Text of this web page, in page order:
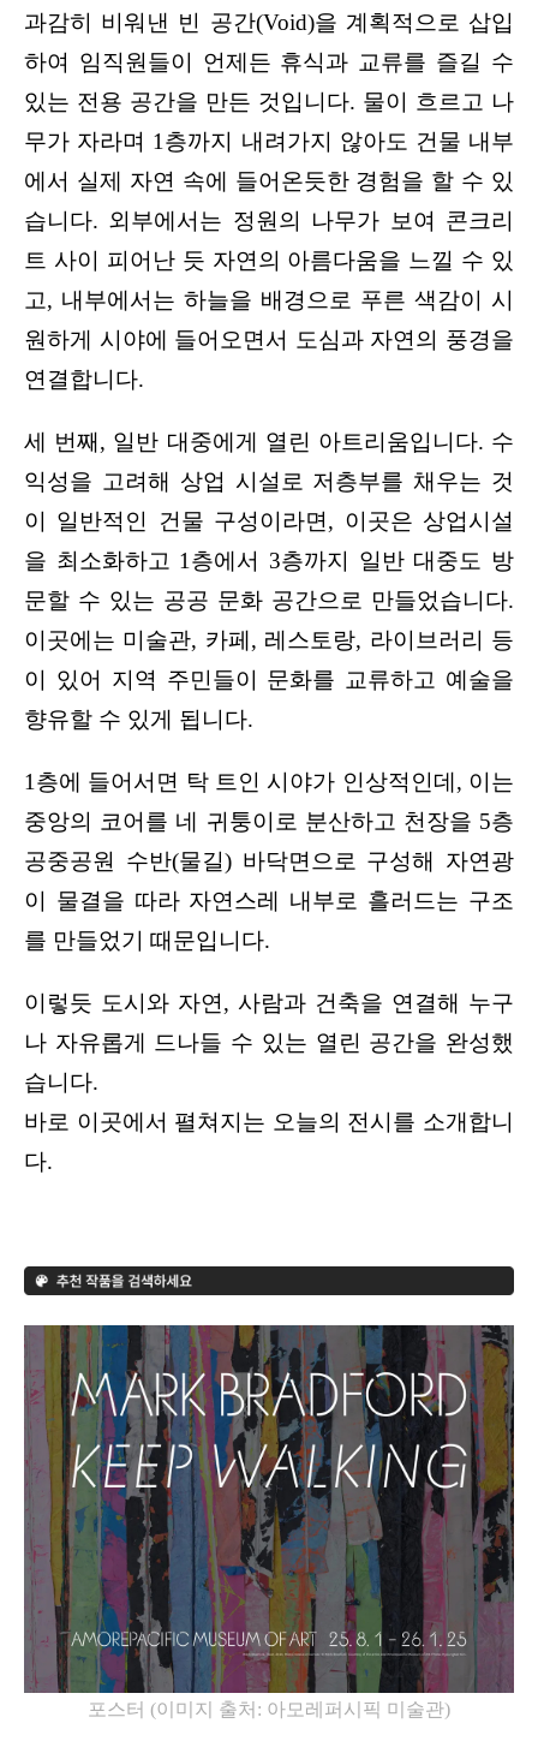
과감히 비워낸 빈 공간(Void)을 계획적으로 삽입
하여 임직원들이 언제든 휴식과 교류를 즐길 수
있는 전용 공간을 만든 것입니다. 물이 흐르고 나
무가 자라며 1층까지 내려가지 않아도 건물 내부
에서 실제 자연 속에 들어온듯한 경험을 할 수 있
습니다. 외부에서는 정원의 나무가 보여 콘크리
트 사이 피어난 듯 자연의 아름다움을 느낄 수 있
고, 내부에서는 하늘을 배경으로 푸른 색감이 시
원하게 시야에 들어오면서 도심과 자연의 풍경을
연결합니다.
세 번째, 일반 대중에게 열린 아트리움입니다. 수
익성을 고려해 상업 시설로 저층부를 채우는 것
이 일반적인 건물 구성이라면, 이곳은 상업시설
을 최소화하고 1층에서 3층까지 일반 대중도 방
문할 수 있는 공공 문화 공간으로 만들었습니다.
이곳에는 미술관, 카페, 레스토랑, 라이브러리 등
이 있어 지역 주민들이 문화를 교류하고 예술을
향유할 수 있게 됩니다.
1층에 들어서면 탁 트인 시야가 인상적인데, 이는
중앙의 코어를 네 귀퉁이로 분산하고 천장을 5층
공중공원 수반(물길) 바닥면으로 구성해 자연광
이 물결을 따라 자연스레 내부로 흘러드는 구조
를 만들었기 때문입니다.
이렇듯 도시와 자연, 사람과 건축을 연결해 누구
나 자유롭게 드나들 수 있는 열린 공간을 완성했
습니다.
바로 이곳에서 펼쳐지는 오늘의 전시를 소개합니
다.
포스터 (이미지 출처 : 아모레퍼시픽 미술관)